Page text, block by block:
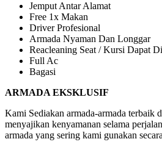
Jemput Antar Alamat
Free 1x Makan
Driver Profesional
Armada Nyaman Dan Longgar
Reacleaning Seat / Kursi Dapat
Full Ac
Bagasi
ARMADA EKSKLUSIF
Kami Sediakan armada-armada terbaik
menyajikan kenyamanan selama
armada yang sering kami gunakan